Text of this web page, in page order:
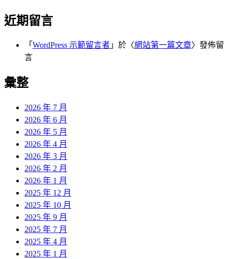
近期留言
「 WordPress 示範留言者 」於〈網站第一篇文章〉發佈留
言
彙整
2026 年 7 月
2026 年 6 月
2026 年 5 月
2026 年 4 月
2026 年 3 月
2026 年 2 月
2026 年 1 月
2025 年 12 月
2025 年 10 月
2025 年 9 月
2025 年 7 月
2025 年 4 月
2025 年 1 月